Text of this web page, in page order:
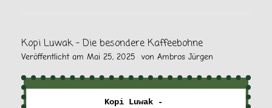
Kopi Luwak – Die besondere Kaffeebohne
Veröffentlicht am Mai 25, 2025 von Ambros Jürgen
Kopi Luwak -